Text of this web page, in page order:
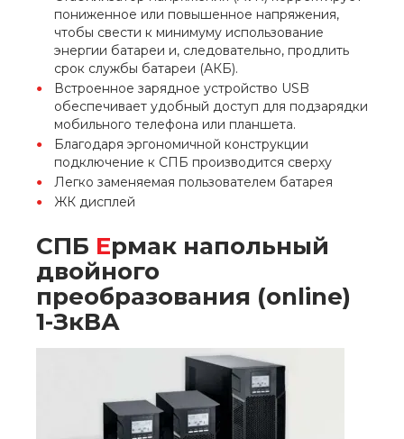
пониженное или повышенное напряжения,
чтобы свести к минимуму использование
энергии батареи и, следовательно, продлить
срок службы батареи (АКБ).
Встроенное зарядное устройство USB
обеспечивает удобный доступ для подзарядки
мобильного телефона или планшета.
Благодаря эргономичной конструкции
подключение к СПБ производится сверху
Легко заменяемая пользователем батарея
ЖК дисплей
СПБ Ермак напольный
двойного
преобразования (online)
1-ЗкВА